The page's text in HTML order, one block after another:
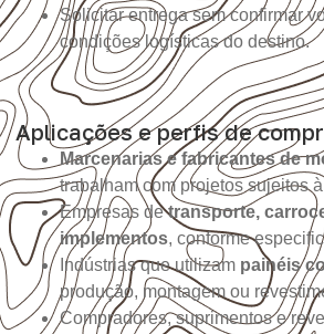
Solicitar entrega sem confirmar
condições logísticas do destino.
Aplicações e perfis de
Marcenarias e fabricantes de
trabalham com projetos sujeitos
Empresas detransporte,
implementos, conforme
Indústrias que utilizam painéis
produção, montagem ou
Compradores, suprimentos e